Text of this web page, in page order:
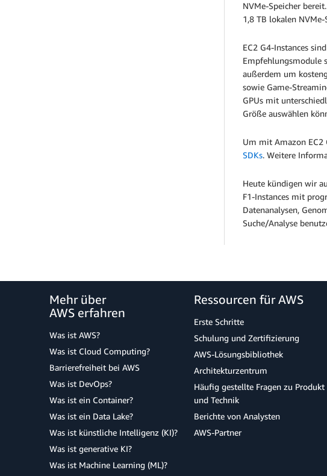
NVMe-Speicher
1,8 TB lokalen NVMe-
EC2 G4-Instances
Empfehlungsmodule
außerdem um
sowie Game-
GPUs mit
Größe auswählen
Um mit Amazon EC2
SDKs. Weitere
Heute kündigen wir
F1-Instances mit
Datenanalysen,
Suche/Analyse
Mehr über
AWS erfahren
Was ist AWS?
Was ist Cloud Computing?
Barrierefreiheit bei AWS
Was ist DevOps?
Was ist ein Container?
Was ist ein Data Lake?
Was ist künstliche Intelligenz (KI)?
Was ist generative KI?
Was ist Machine Learning (ML)?
Ressourcen für AWS
Erste Schritte
Schulung und Zertifizierung
AWS-Lösungsbibliothek
Architekturzentrum
Häufig gestellte Fragen zu Produkt
und Technik
Berichte von Analysten
AWS-Partner